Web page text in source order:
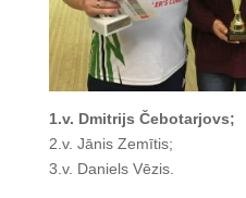
1.v. Dmitrijs Čebotarjovs;
2.v. Jānis Zemītis;
3.v. Daniels Vēzis.